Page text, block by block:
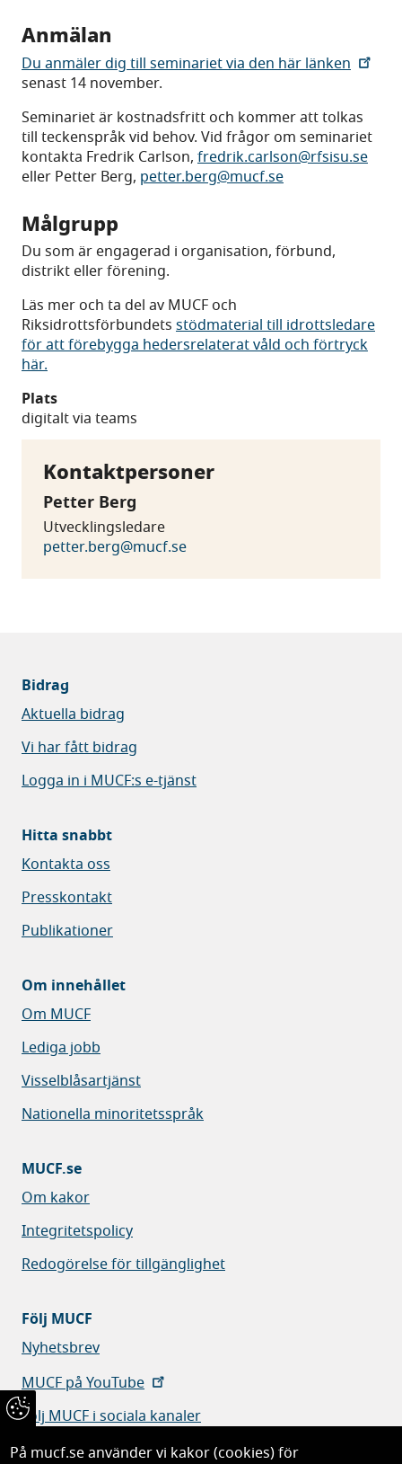
Kontaktpersoner
Petter Berg
Utvecklingsledare
petter.berg@mucf.se
Anmälan
Du anmäler dig till seminariet via den här länken
senast 14 november.
Seminariet är kostnadsfritt och kommer att tolkas
till teckenspråk vid behov. Vid frågor om seminariet
kontakta Fredrik Carlson, fredrik.carlson@rfsisu.se
eller Petter Berg, petter.berg@mucf.se
Målgrupp
Du som är engagerad i organisation, förbund,
distrikt eller förening.
Läs mer och ta del av MUCF och
Riksidrottsförbundets stödmaterial till idrottsledare
för att förebygga hedersrelaterat våld och förtryck
här.
Plats
digitalt via teams
Bidrag
Aktuella bidrag
Vi har fått bidrag
Logga in i MUCF:s e-tjänst
Hitta snabbt
Kontakta oss
Presskontakt
Publikationer
Om innehållet
Om MUCF
Lediga jobb
Visselblåsartjänst
Nationella minoritetsspråk
MUCF.se
Om kakor
Integritetspolicy
Redogörelse för tillgänglighet
Följ MUCF
Nyhetsbrev
MUCF på YouTube
Följ MUCF i sociala kanaler
På mucf.se använder vi kakor (cookies) för